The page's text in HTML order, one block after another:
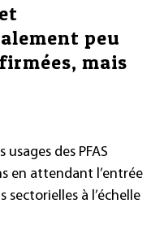
peu
mais
des PFAS
en attendant l’entrée
à l’échelle